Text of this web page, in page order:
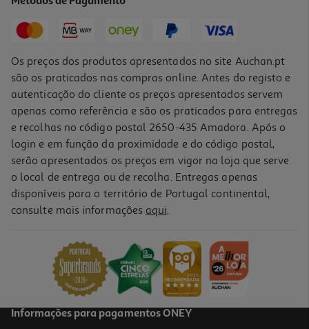
14,99 € PVP de editor
-10%
Livro O Grande Livro Respostas
PVP de editor
13,49 €
Os preços dos produtos apresentados no site Auchan.pt
são os praticados nas compras online. Antes do registo e
autenticação do cliente os preços apresentados servem
apenas como referência e são os praticados para entregas
e recolhas no código postal 2650-435 Amadora. Após o
login e em função da proximidade e do código postal,
serão apresentados os preços em vigor na loja que serve
o local de entrega ou de recolha. Entregas apenas
disponíveis para o território de Portugal continental,
consulte mais informações aqui.
Informações para pagamentos ONEY